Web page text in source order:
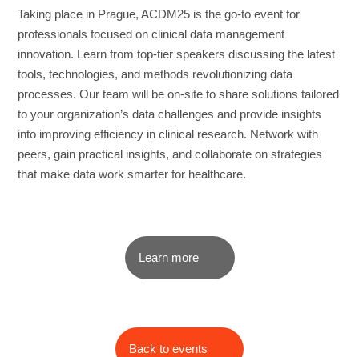
Taking place in Prague, ACDM25 is the go-to event for
professionals focused on clinical data management
innovation. Learn from top-tier speakers discussing the latest
tools, technologies, and methods revolutionizing data
processes. Our team will be on-site to share solutions tailored
to your organization’s data challenges and provide insights
into improving efficiency in clinical research. Network with
peers, gain practical insights, and collaborate on strategies
that make data work smarter for healthcare.
Learn more
Back to events